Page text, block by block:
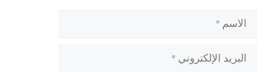
الاسم
البريد
الإلكتروني